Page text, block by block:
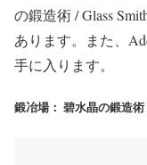
の鍛造術 / Glass
あります。また、
手に入ります。
鍛冶場： 碧水晶の鍛造術